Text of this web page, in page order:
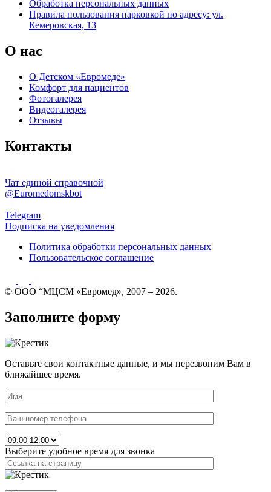
Обработка персональных данных
Правила пользования парковкой по адресу: ул.
Кемеровская, 13
О нас
О Детском «Евромеде»
Комфорт для пациентов
Фотогалерея
Видеогалерея
Отзывы
Контакты
Чат единой справочной
@Euromedomskbot
Telegram
Подписка на уведомления
Политика обработки персональных данных
Пользовательское соглашение
© ООО “МЦСМ «Евромед», 2007 – 2026.
Заполните форму
Оставьте свои контактные данные, и мы перезвоним Вам в
ближайшее время.
Выберите удобное время для звонка